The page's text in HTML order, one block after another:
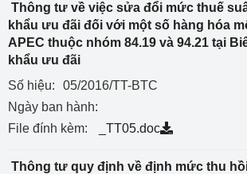
Thông tư về việc sửa đổi mức thuế
khẩu ưu đãi đối với một số hàng hóa
APEC thuộc nhóm 84.19 và 94.21 tại
khẩu ưu đãi
Số hiệu:
05/2016/TT-BTC
Ngày ban hành:
File đính kèm:
_TT05.doc
Thông tư quy định về định mức thu